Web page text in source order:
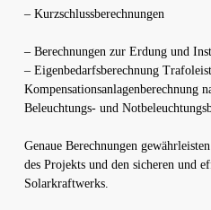
– Kurzschlussberechnungen
– Berechnungen zur Erdung und
– Eigenbedarfsberechnung
Kompensationsanlagenberechnung
Beleuchtungs- und
Genaue Berechnungen
des Projekts und den sicheren und
Solarkraftwerks.